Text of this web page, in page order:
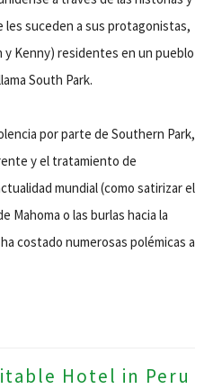
suceden a sus protagonistas,
y Kenny) residentes en un pueblo
South Park.
por parte de Southern Park,
y el tratamiento de
mundial (como satirizar el
Mahoma o las burlas hacia la
costado numerosas polémicas a
Hotel in Peru